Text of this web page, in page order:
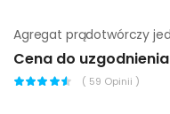
Cena do uzgodnienia
( 59 Opinii )